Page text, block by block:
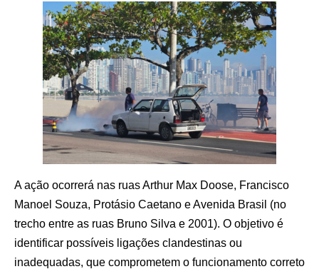
A ação ocorrerá nas ruas Arthur Max Doose, Francisco
Manoel Souza, Protásio Caetano e Avenida Brasil (no
trecho entre as ruas Bruno Silva e 2001). O objetivo é
identificar possíveis ligações clandestinas ou
inadequadas, que comprometem o funcionamento correto